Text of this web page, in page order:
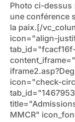
Photo ci-dessus
une conférence
la paix.[/
icon="align-
icon="check-
MMCR"